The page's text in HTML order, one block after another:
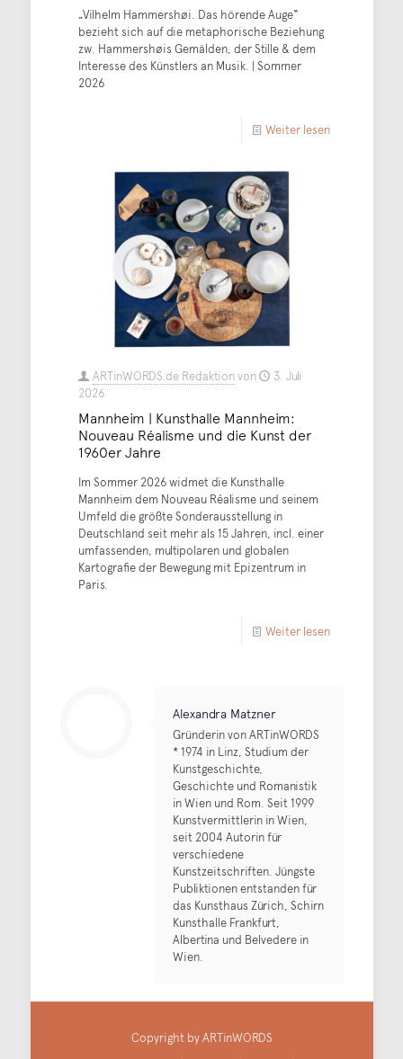
„Vilhelm Hammershøi. Das hörende Auge“
bezieht sich auf die metaphorische Beziehung
zw. Hammershøis Gemälden, der Stille & dem
Interesse des Künstlers an Musik. | Sommer
2026
Weiter lesen
ARTinWORDS.de Redaktionvon
3. Juli
2026
Mannheim | Kunsthalle Mannheim:
Nouveau Réalisme und die Kunst der
1960er Jahre
Im Sommer 2026 widmet die Kunsthalle
Mannheim dem Nouveau Réalisme und seinem
Umfeld die größte Sonderausstellung in
Deutschland seit mehr als 15 Jahren, incl. einer
umfassenden, multipolaren und globalen
Kartografie der Bewegung mit Epizentrum in
Paris.
Weiter lesen
Alexandra Matzner
Gründerin von ARTinWORDS
* 1974 in Linz, Studium der
Kunstgeschichte,
Geschichte und Romanistik
in Wien und Rom. Seit 1999
Kunstvermittlerin in Wien,
seit 2004 Autorin für
verschiedene
Kunstzeitschriften. Jüngste
Publiktionen entstanden für
das Kunsthaus Zürich, Schirn
Kunsthalle Frankfurt,
Albertina und Belvedere in
Wien.
Copyright by ARTinWORDS